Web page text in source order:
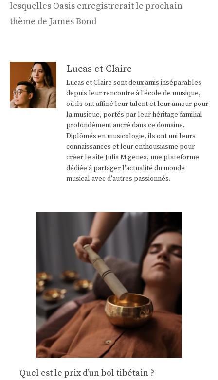
lesquelles Oasis enregistrerait le prochain
thème de James Bond
Lucas et Claire
Lucas et Claire sont deux amis inséparables
depuis leur rencontre à l'école de musique,
où ils ont affiné leur talent et leur amour pour
la musique, portés par leur héritage familial
profondément ancré dans ce domaine.
Diplômés en musicologie, ils ont uni leurs
connaissances et leur enthousiasme pour
créer le site Julia Migenes, une plateforme
dédiée à partager l'actualité du monde
musical avec d'autres passionnés.
Quel est le prix d’un bol tibétain ?